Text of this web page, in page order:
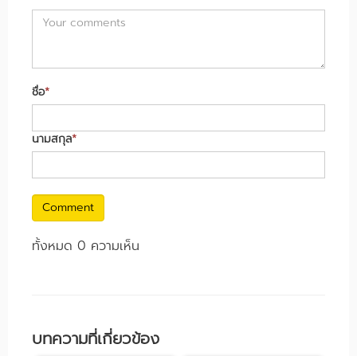
ชื่อ*
นามสกุล*
Comment
ทั้งหมด 0 ความเห็น
บทความที่เกี่ยวข้อง